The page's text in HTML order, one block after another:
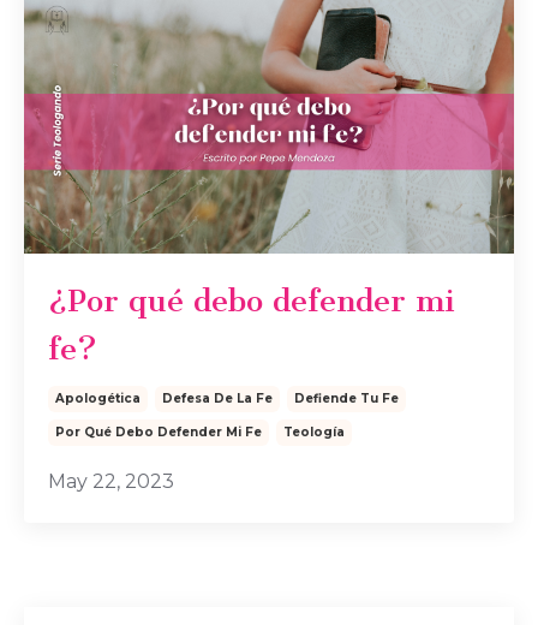
¿Por qué debo defender mi
fe?
Apologética Defesa De La Fe Defiende Tu Fe
Por Qué Debo Defender Mi Fe Teología
May 22, 2023